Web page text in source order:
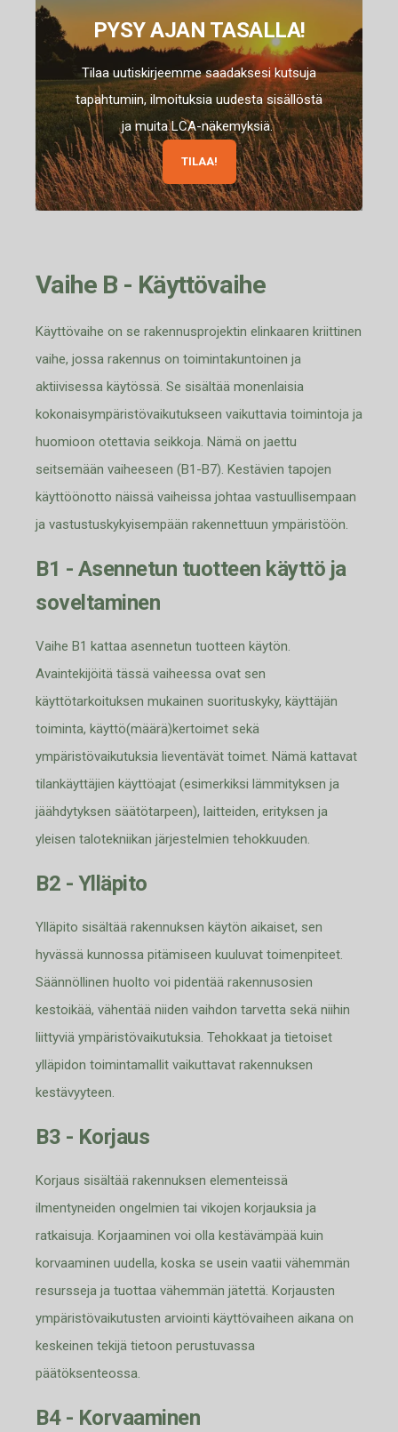
PYSY AJAN TASALLA!
Tilaa uutiskirjeemme saadaksesi kutsuja
tapahtumiin, ilmoituksia uudesta sisällöstä
ja muita LCA-näkemyksiä.
TILAA!
Vaihe B - Käyttövaihe
Käyttövaihe on se rakennusprojektin elinkaaren kriittinen
vaihe, jossa rakennus on toimintakuntoinen ja
aktiivisessa käytössä. Se sisältää monenlaisia
kokonaisympäristövaikutukseen vaikuttavia toimintoja ja
huomioon otettavia seikkoja. Nämä on jaettu
seitsemään vaiheeseen (B1-B7). Kestävien tapojen
käyttöönotto näissä vaiheissa johtaa vastuullisempaan
ja vastustuskykyisempään rakennettuun ympäristöön.
B1 - Asennetun tuotteen käyttö ja
soveltaminen
Vaihe B1 kattaa asennetun tuotteen käytön.
Avaintekijöitä tässä vaiheessa ovat sen
käyttötarkoituksen mukainen suorituskyky, käyttäjän
toiminta, käyttö(määrä)kertoimet sekä
ympäristövaikutuksia lieventävät toimet. Nämä kattavat
tilankäyttäjien käyttöajat (esimerkiksi lämmityksen ja
jäähdytyksen säätötarpeen), laitteiden, erityksen ja
yleisen talotekniikan järjestelmien tehokkuuden.
B2 - Ylläpito
Ylläpito sisältää rakennuksen käytön aikaiset, sen
hyvässä kunnossa pitämiseen kuuluvat toimenpiteet.
Säännöllinen huolto voi pidentää rakennusosien
kestoikää, vähentää niiden vaihdon tarvetta sekä niihin
liittyviä ympäristövaikutuksia. Tehokkaat ja tietoiset
ylläpidon toimintamallit vaikuttavat rakennuksen
kestävyyteen.
B3 - Korjaus
Korjaus sisältää rakennuksen elementeissä
ilmentyneiden ongelmien tai vikojen korjauksia ja
ratkaisuja. Korjaaminen voi olla kestävämpää kuin
korvaaminen uudella, koska se usein vaatii vähemmän
resursseja ja tuottaa vähemmän jätettä. Korjausten
ympäristövaikutusten arviointi käyttövaiheen aikana on
keskeinen tekijä tietoon perustuvassa
päätöksenteossa.
B4 - Korvaaminen